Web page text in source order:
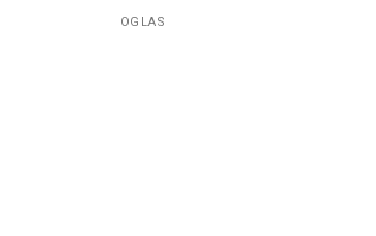
OGLAS